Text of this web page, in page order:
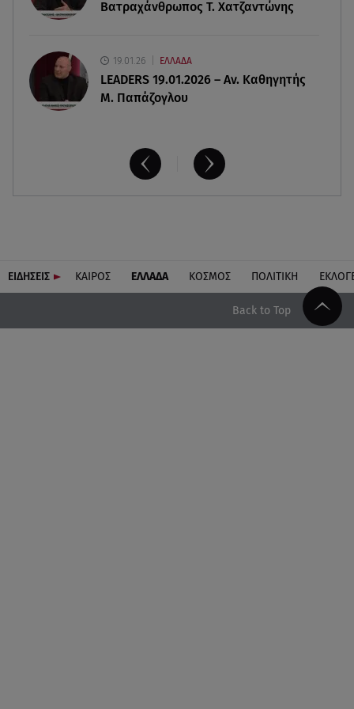
Βατραχάνθρωπος Τ. Χατζαντώνης
19.01.26 ΕΛΛΑΔΑ
LEADERS 19.01.2026 – Αν. Καθηγητής
Μ. Παπάζογλου
ΕΙΔΗΣΕΙΣ ΚΑΙΡΟΣ ΕΛΛΑΔΑ ΚΟΣΜΟΣ ΠΟΛΙΤΙΚΗ
Back to Top